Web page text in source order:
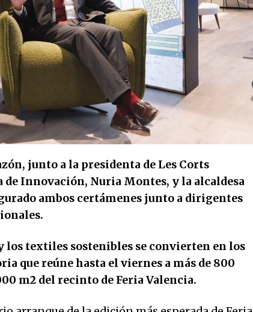
junto a la presidenta de Les Corts
Innovación, Nuria Montes, y la alcaldesa
ambos certámenes junto a dirigentes
los textiles sostenibles se convierten en los
que reúne hasta el viernes a más de 800
m2 del recinto de Feria Valencia.